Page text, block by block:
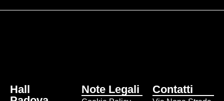
Hall
Note Legali Contatti